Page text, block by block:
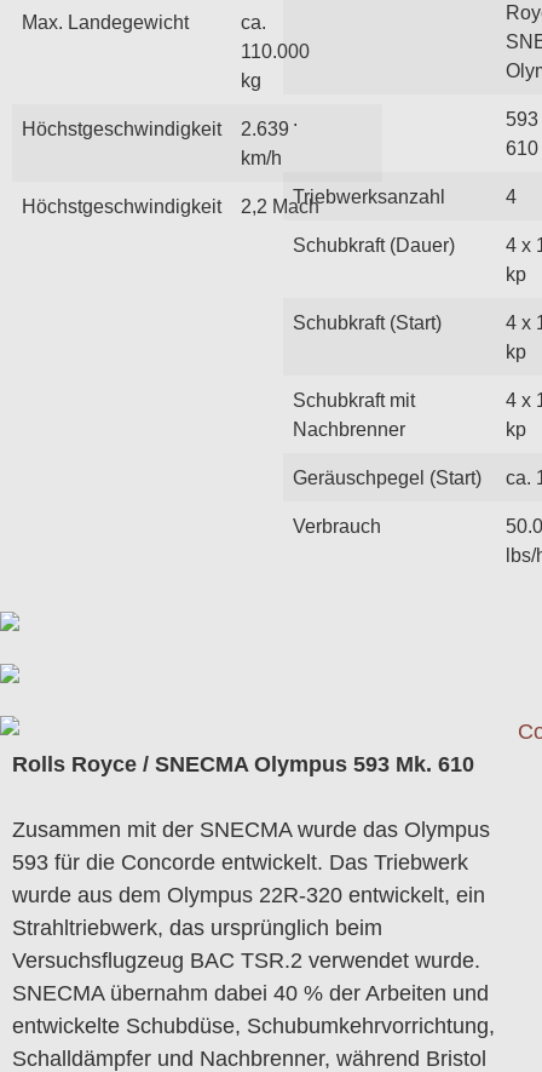
Max. Landegewicht
ca.
110.000
kg
Höchstgeschwindigkeit
2.639
km/h
Höchstgeschwindigkeit 2,2 Mach
.
610
Triebwerksanzahl 4
Schubkraft (Dauer)
4 x
kp
Schubkraft (Start)
4 x
kp
Schubkraft mit
Nachbrenner
4 x
kp
Geräuschpegel (Start) ca.
Verbrauch
lbs/
Rolls Royce / SNECMA Olympus 593 Mk. 610
Zusammen mit der SNECMA wurde das Olympus
593 für die Concorde entwickelt. Das Triebwerk
wurde aus dem Olympus 22R-320 entwickelt, ein
Strahltriebwerk, das ursprünglich beim
Versuchsflugzeug BAC TSR.2 verwendet wurde.
SNECMA übernahm dabei 40 % der Arbeiten und
entwickelte Schubdüse, Schubumkehrvorrichtung,
Schalldämpfer und Nachbrenner, während Bristol